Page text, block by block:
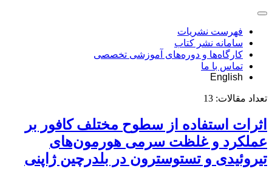
فهرست نشریات
سامانه نشر کتاب
کارگاه‌ها و دوره‌های آموزشی تخصصی
تماس با ما
English
تعداد مقالات: 13
اثرات استفاده از سطوح مختلف کافور بر
عملکرد و غلظت سرمی هورمون‌های
تیروئیدی و تستوسترون در بلدرچین ژاپنی